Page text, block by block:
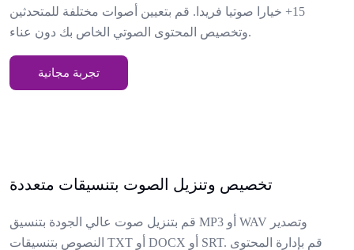
15+ خيارا صوتيا فريدا. قم بتعيين أصوات مختلفة للمتحدثين
وتخصيص المحتوى الصوتي الخاص بك دون عناء.
تجربة مجانية
تخصيص وتنزيل الصوت بتنسيقات متعددة
قم بتنزيل صوت عالي الجودة بتنسيق MP3 أو WAV وتصدير
النصوص بتنسيقات TXT أو DOCX أو SRT. قم بإدارة المحتوى